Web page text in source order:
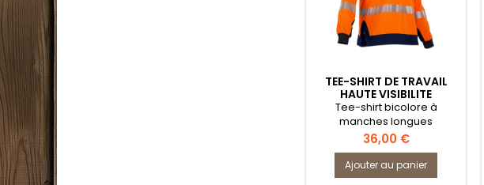
TEE-SHIRT DE TRAVAIL
HAUTE VISIBILITE
9207CLARTE
Tee-shirt bicolore à
manches longues
Prix
36,00 €
Ajouter au panier